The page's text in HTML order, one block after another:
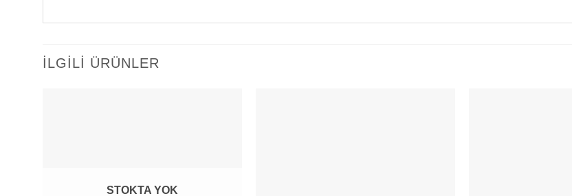
İLGILI ÜRÜNLER
STOKTA YOK